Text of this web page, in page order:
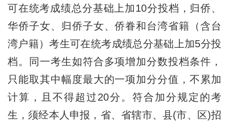
可在统考成绩总分基础上加10分投档，归侨、
华侨子女、归侨子女、侨眷和台湾省籍（含台
湾户籍）考生可在统考成绩总分基础上加5分投
档。同一考生如符合多项增加分数投档条件，
只能取其中幅度最大的一项加分分值，不累加
计算，且不得超过20分。符合加分规定的考
生，须经本人申报，省、省辖市、县(市、区)招